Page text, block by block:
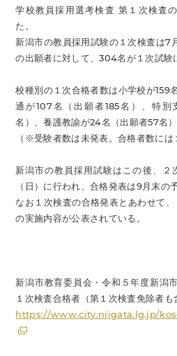
学校教員採用選考検査 第１次検査
た。
新潟市の教員採用試験の１次検査は7
の出願者に対して、304名が１次試験
校種別の１次合格者数は小学校が159
通が107名（出願者185名）、特別
名）、養護教諭が24名（出願者57名）
（※受験者数は未発表。合格者数には
新潟市の教員採用試験はこの後、２
（日）に行われ、合格発表は9月末の予
なお１次検査の合格発表とあわせて
の実施内容が公表されている。
新潟市教育委員会・令和５年度新潟
１次検査合格者（第１次検査免除者も
https://www.city.niigata.lg.jp/